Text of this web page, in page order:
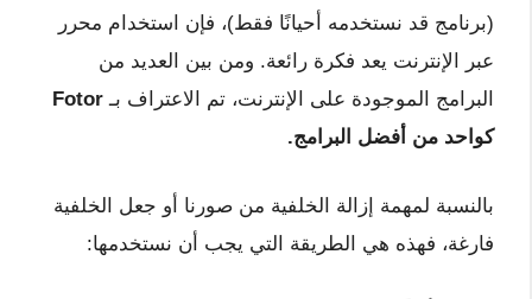
(برنامج قد نستخدمه أحيانًا فقط)، فإن استخدام محرر
عبر الإنترنت يعد فكرة رائعة. ومن بين العديد من
البرامج الموجودة على الإنترنت، تم الاعتراف بـ Fotor
كواحد من أفضل البرامج.
بالنسبة لمهمة إزالة الخلفية من صورنا أو جعل الخلفية
فارغة، فهذه هي الطريقة التي يجب أن نستخدمها: